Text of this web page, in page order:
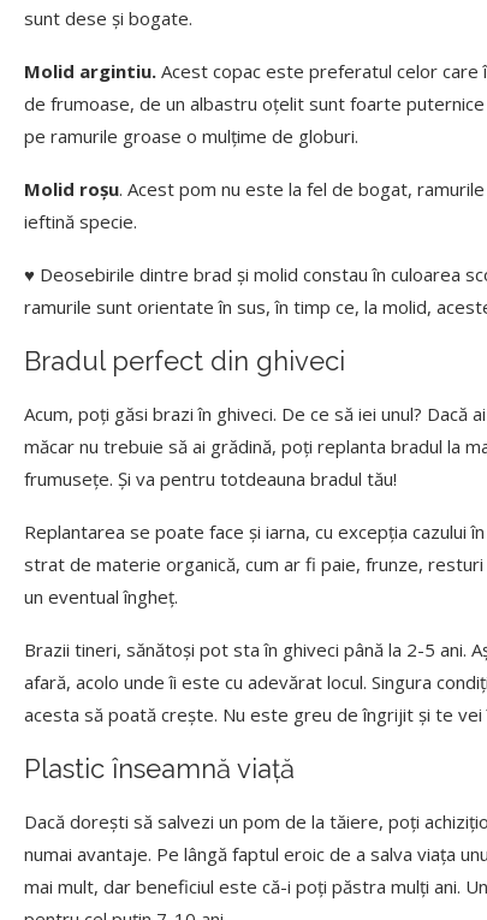
sunt dese și bogate.
Molid argintiu. Acest copac este preferatul celor care
de frumoase, de un albastru oțelit sunt foarte
pe ramurile groase o mulţime de globuri.
Molid roșu. Acest pom nu este la fel de bogat,
ieftină specie.
♥ Deosebirile dintre brad şi molid constau în culoarea
ramurile sunt orientate în sus, în timp ce, la molid,
Bradul perfect din ghiveci
Acum, poți găsi brazi în ghiveci. De ce să iei unul?
măcar nu trebuie să ai grădină, poți replanta bradul la
frumusețe. Și va pentru totdeauna bradul tău!
Replantarea se poate face și iarna, cu excepţia cazului
strat de materie organică, cum ar fi paie, frunze,
un eventual îngheţ.
Brazii tineri, sănătoși pot sta în ghiveci până la 2-5 ani.
afară, acolo unde îi este cu adevărat locul. Singura
acesta să poată crește. Nu este greu de îngrijit și te
Plastic înseamnă viață
Dacă dorești să salvezi un pom de la tăiere, poți
numai avantaje. Pe lângă faptul eroic de a salva viața
mai mult, dar beneficiul este că-i poți păstra mulți ani.